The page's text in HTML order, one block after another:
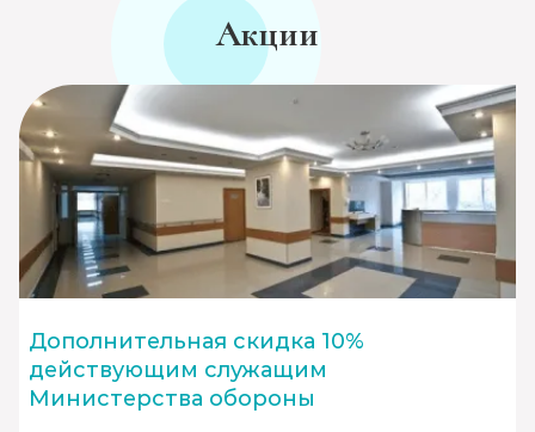
Акции
Дополнительная скидка 10%
действующим служащим
Министерства обороны